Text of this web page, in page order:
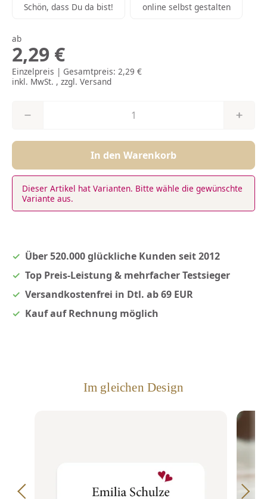
Schön, dass Du da bist! Schön, dass Du da bist!
online selbst gestaltenonline
ab
2,29 €
Einzelpreis | Gesamtpreis: 2,29 €
inkl. MwSt. , zzgl. Versand
In den Warenkorb
Dieser Artikel hat Varianten. Bitte wähle die gewünschte
Variante aus.
Über 520.000 glückliche Kunden seit 2012
Top Preis-Leistung & mehrfacher Testsieger
Versandkostenfrei in Dtl. ab 69 EUR
Kauf auf Rechnung möglich
Im gleichen Design